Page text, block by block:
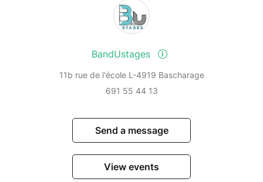
BandUstages
11b rue de l'école L-4919 Bascharage
691 55 44 13
Send a message
View events